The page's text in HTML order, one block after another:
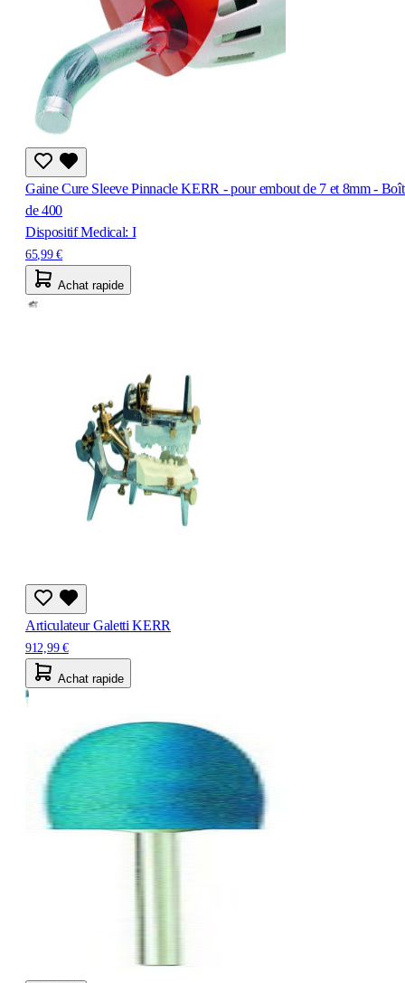
Gaine Cure Sleeve Pinnacle KERR - pour embout de 7 et 8mm -
de 400
Dispositif Medical: I
65,99 €
Achat rapide
Articulateur Galetti KERR
912,99 €
Achat rapide